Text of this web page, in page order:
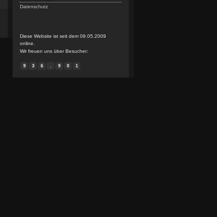
Datenschutz
Diese Website ist seit dem 09.05.2009
online.
Wir freuen uns über Besucher:
9 3 6 . 9 0 1